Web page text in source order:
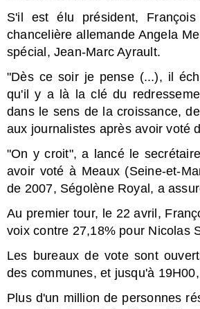
S'il est élu président,
chancelière allemande Angela
spécial, Jean-Marc Ayrault.
"Dès ce soir je pense (...), il
qu'il y a là la clé du
dans le sens de la croissance,
aux journalistes après avoir voté
"On y croit", a lancé le
avoir voté à Meaux (Seine-et-
de 2007, Ségolène Royal, a
Au premier tour, le 22 avril,
voix contre 27,18% pour Nicolas
Les bureaux de vote sont
des communes, et jusqu'à
Plus d'un million de personnes